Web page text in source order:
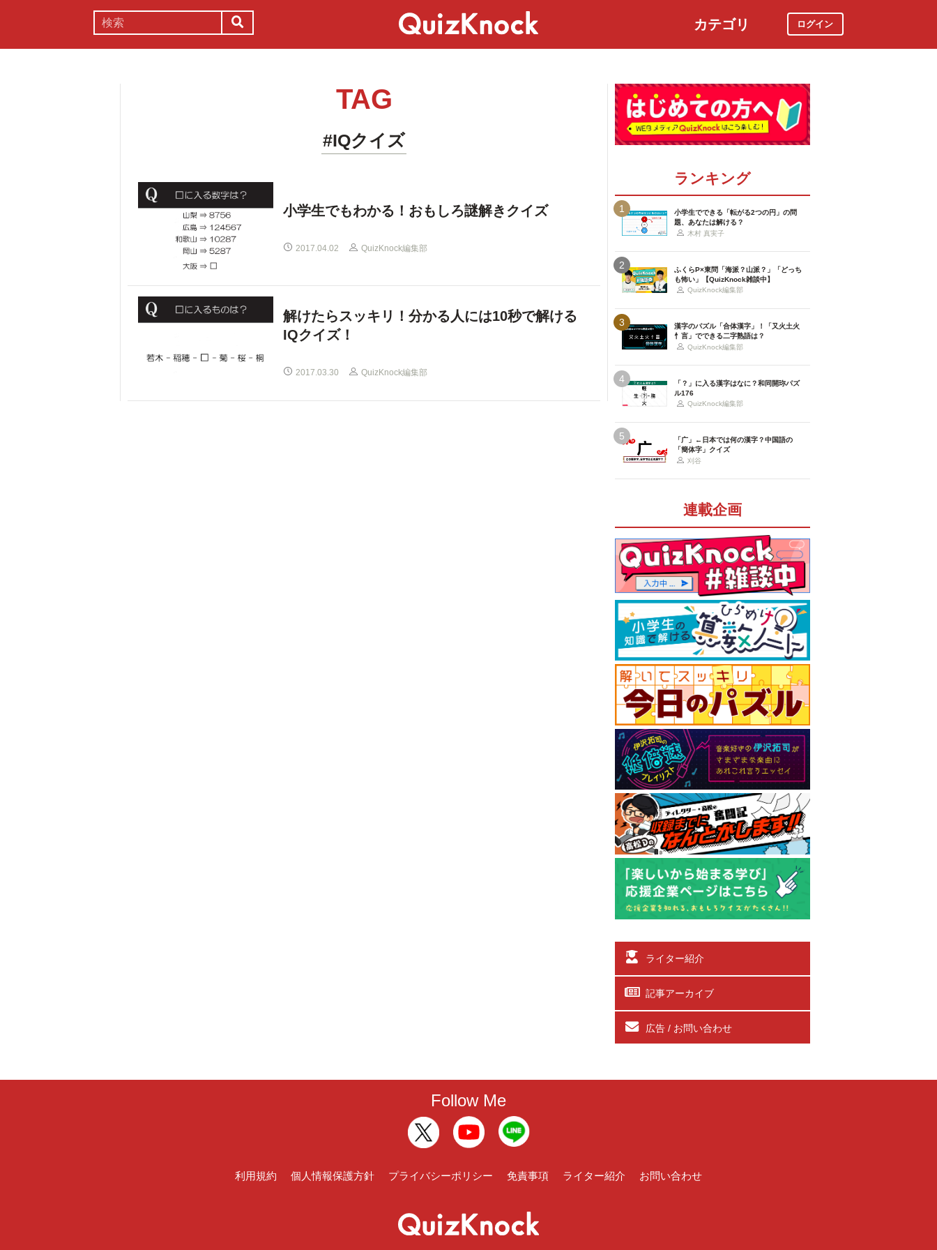
カテゴリ ログイン
TAG
#IQクイズ
小学生でもわかる！おもしろ謎解きクイズ
2017.04.02 QuizKnock編集部
解けたらスッキリ！分かる人には10秒で解ける
IQクイズ！
2017.03.30 QuizKnock編集部
ランキング
1
小学生でできる「転がる2つの円」の問
題、あなたは解ける？
木村 真実子
2
ふくらP×東問「海派？山派？」「どっち
も怖い」【QuizKnock雑談中】
QuizKnock編集部
3
漢字のパズル「合体漢字」！「又火土火
忄言」でできる二字熟語は？
QuizKnock編集部
4
「？」に入る漢字はなに？和同開珎パズ
ル176
QuizKnock編集部
5
「广」←日本では何の漢字？中国語の
「簡体字」クイズ
刈谷
連載企画
ライター紹介
記事アーカイブ
広告 / お問い合わせ
Follow Me
利用規約 個人情報保護方針 プライバシーポリシー 免責事項 ライター紹介 お問い合わせ